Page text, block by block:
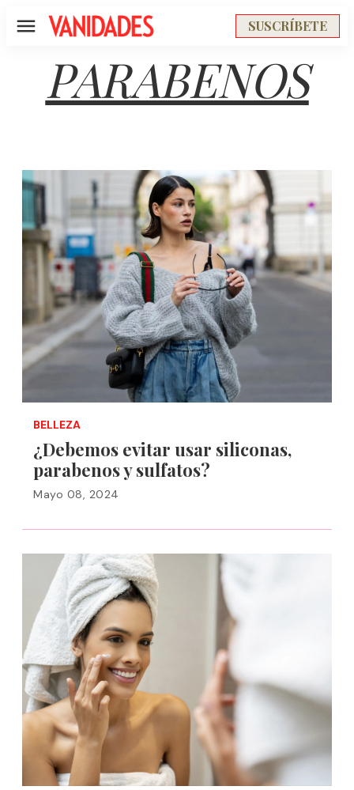
Menú SUSCRÍBETE
PARABENOS
BELLEZA
¿Debemos evitar usar siliconas,
parabenos y sulfatos?
Mayo 08, 2024